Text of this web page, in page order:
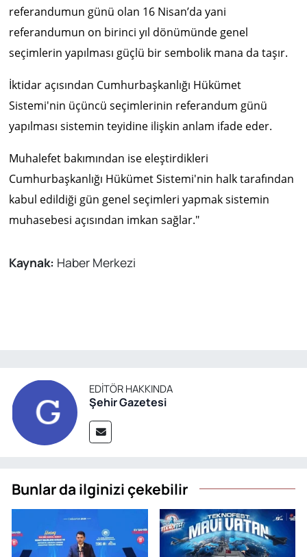
referandumun günü olan 16 Nisan’da yani
referandumun on birinci yıl dönümünde genel
seçimlerin yapılması güçlü bir sembolik mana da taşır.
İktidar açısından Cumhurbaşkanlığı Hükümet
Sistemi'nin üçüncü seçimlerinin referandum günü
yapılması sistemin teyidine ilişkin anlam ifade eder.
Muhalefet bakımından ise eleştirdikleri
Cumhurbaşkanlığı Hükümet Sistemi'nin halk tarafından
kabul edildiği gün genel seçimleri yapmak sistemin
muhasebesi açısından imkan sağlar."
Kaynak: Haber Merkezi
EDITÖR HAKKINDA
Şehir Gazetesi
Bunlar da ilginizi çekebilir